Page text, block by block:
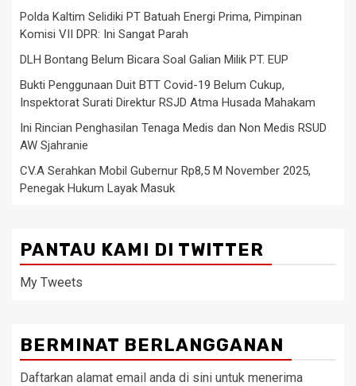
Polda Kaltim Selidiki PT Batuah Energi Prima, Pimpinan
Komisi VII DPR: Ini Sangat Parah
DLH Bontang Belum Bicara Soal Galian Milik PT. EUP
Bukti Penggunaan Duit BTT Covid-19 Belum Cukup,
Inspektorat Surati Direktur RSJD Atma Husada Mahakam
Ini Rincian Penghasilan Tenaga Medis dan Non Medis RSUD
AW Sjahranie
CV.A Serahkan Mobil Gubernur Rp8,5 M November 2025,
Penegak Hukum Layak Masuk
PANTAU KAMI DI TWITTER
My Tweets
BERMINAT BERLANGGANAN
Daftarkan alamat email anda di sini untuk menerima